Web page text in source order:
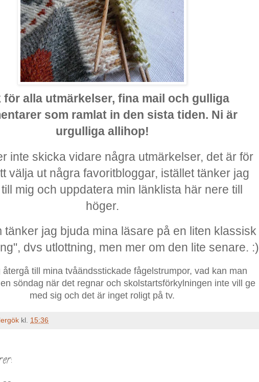
för alla utmärkelser, fina mail och gulliga
som ramlat in den sista tiden. Ni är
urgulliga allihop!
inte skicka vidare några utmärkelser, det är för
välja ut några favoritbloggar, istället tänker jag
mig och uppdatera min länklista här nere till
höger.
tänker jag bjuda mina läsare på en liten klassisk
dvs utlottning, men mer om den lite senare. :)
återgå till mina tvåändsstickade fågelstrumpor, vad kan man
söndag när det regnar och skolstartsförkylningen inte vill ge
med sig och det är inget roligt på tv.
kl. 15:36